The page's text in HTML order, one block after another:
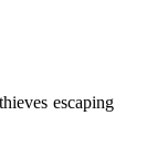
escaping